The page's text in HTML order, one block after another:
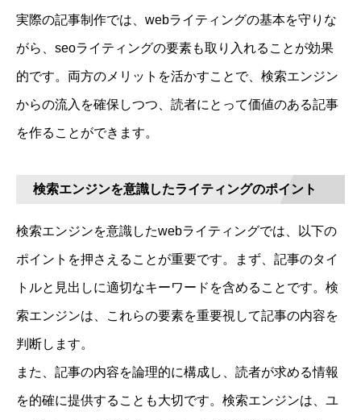
実際の記事制作では、webライティングの基本を守りな
がら、seoライティングの要素も取り入れることが効果
的です。両方のメリットを活かすことで、検索エンジン
からの流入を確保しつつ、読者にとって価値のある記事
を作ることができます。
検索エンジンを意識したライティングのポイント
検索エンジンを意識したwebライティングでは、以下の
ポイントを押さえることが重要です。まず、記事のタイ
トルと見出しに適切なキーワードを含めることです。検
索エンジンは、これらの要素を重要視して記事の内容を
判断します。
また、記事の内容を論理的に構成し、読者が求める情報
を的確に提供することも大切です。検索エンジンは、ユ